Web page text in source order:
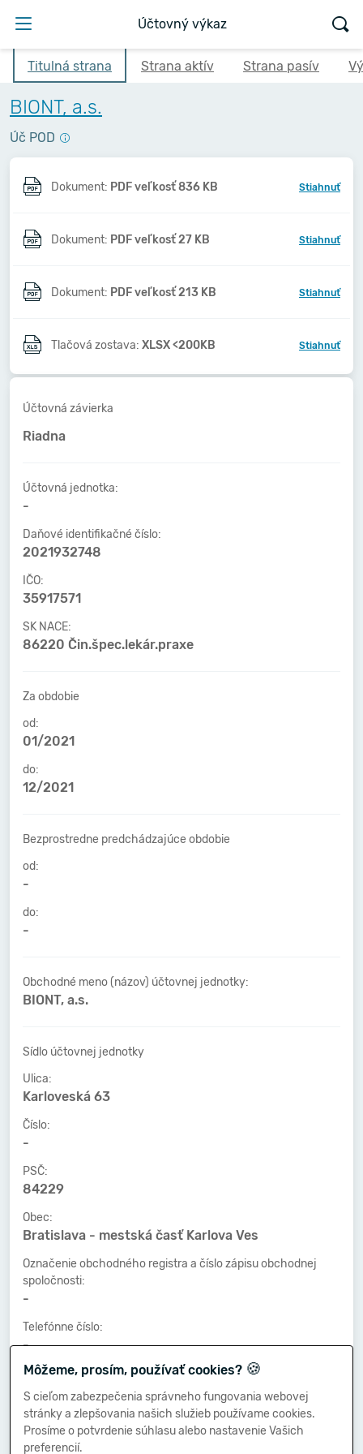
Účtovný výkaz
Titulná strana Strana aktív Strana pasív
BIONT, a.s.
Úč POD
Dokument: PDF veľkosť 836 KB Stiahnuť
Dokument: PDF veľkosť 27 KB Stiahnuť
Dokument: PDF veľkosť 213 KB Stiahnuť
Tlačová zostava: XLSX <200KB Stiahnuť
Účtovná závierka
Riadna
Účtovná jednotka:
-
Daňové identifikačné číslo:
2021932748
IČO:
35917571
SK NACE:
86220 Čin.špec.lekár.praxe
Za obdobie
od:
01/2021
do:
12/2021
Bezprostredne predchádzajúce obdobie
od:
-
do:
-
Obchodné meno (názov) účtovnej jednotky:
BIONT, a.s.
Sídlo účtovnej jednotky
Ulica:
Karloveská 63
Číslo:
-
PSČ:
84229
Obec:
Bratislava - mestská časť Karlova Ves
Označenie obchodného registra a číslo zápisu obchodnej
spoločnosti:
-
Telefónne číslo:
-
Faxové číslo:
-
E-mailová adresa:
-
Môžeme, prosím, používať cookies? 🍪
S cieľom zabezpečenia správneho fungovania webovej
stránky a zlepšovania našich služieb používame cookies.
Prosíme o potvrdenie súhlasu alebo nastavenie Vašich
preferencií.